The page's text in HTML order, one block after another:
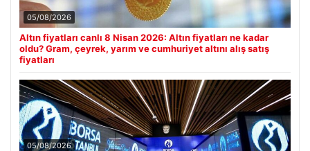
05/08/2026
Altın fiyatları canlı 8 Nisan 2026: Altın fiyatları ne kadar
oldu? Gram, çeyrek, yarım ve cumhuriyet altını alış satış
fiyatları
05/08/2026